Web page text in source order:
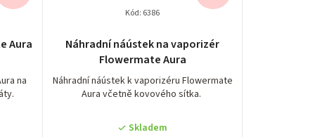
Aura
na
Náhradní náústek na vaporizér
Flowermate Aura
Náhradní náústek k vaporizéru Flowermate
Aura včetně kovového sítka.
Skladem
Kód: 6386